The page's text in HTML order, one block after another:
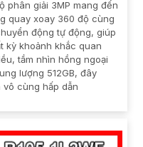
phân giải 3MP mang đến
quay xoay 360 độ cùng
động tự động, giúp
kỳ khoảnh khắc quan
tầm nhìn hồng ngoại
lượng 512GB, đây
cùng hấp dẫn